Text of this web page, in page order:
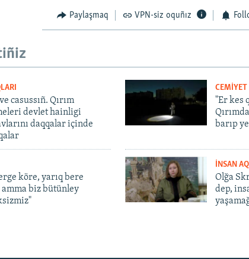
Paylaşmaq VPN-siz oquñız
casussıñ. Qırım
devlet hainligi
daqqalar içinde
CEMİYET
"Er kes
barıp
köre, yarıq bere
biz bütünley
İNSAN
Olğa
dep,